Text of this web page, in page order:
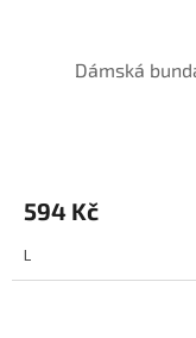
Dámská
594 Kč
L